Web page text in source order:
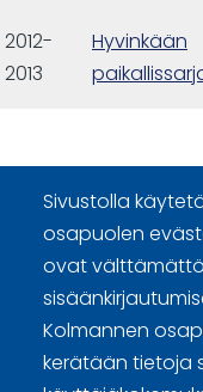
2012-
2013
Hyvinkään
Sivustolla
osapuolen
ovat
Kolmannen
kerätään tietoja
Curling Finland
Curling.fi